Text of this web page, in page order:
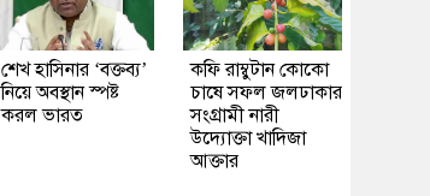
শেখ হাসিনার ‘বক্তব্য’
নিয়ে অবস্থান স্পষ্ট
করল ভারত
কফি রাম্বুটান কোকো
চাষে সফল জলঢাকার
সংগ্রামী নারী
উদ্যোক্তা খাদিজা
আক্তার